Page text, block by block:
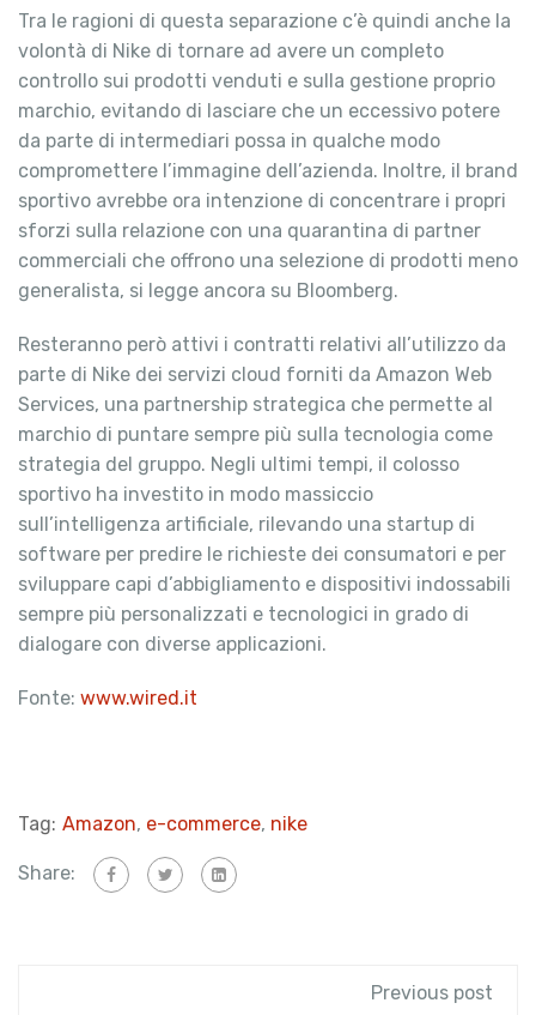
Tra le ragioni di questa separazione c’è quindi anche la
volontà di Nike di tornare ad avere un completo
controllo sui prodotti venduti e sulla gestione proprio
marchio, evitando di lasciare che un eccessivo potere
da parte di intermediari possa in qualche modo
compromettere l’immagine dell’azienda. Inoltre, il brand
sportivo avrebbe ora intenzione di concentrare i propri
sforzi sulla relazione con una quarantina di partner
commerciali che offrono una selezione di prodotti meno
generalista, si legge ancora su Bloomberg.
Resteranno però attivi i contratti relativi all’utilizzo da
parte di Nike dei servizi cloud forniti da Amazon Web
Services, una partnership strategica che permette al
marchio di puntare sempre più sulla tecnologia come
strategia del gruppo. Negli ultimi tempi, il colosso
sportivo ha investito in modo massiccio
sull’intelligenza artificiale, rilevando una startup di
software per predire le richieste dei consumatori e per
sviluppare capi d’abbigliamento e dispositivi indossabili
sempre più personalizzati e tecnologici in grado di
dialogare con diverse applicazioni.
Fonte: www.wired.it
Tag: Amazon, e-commerce, nike
Share:
Previous post